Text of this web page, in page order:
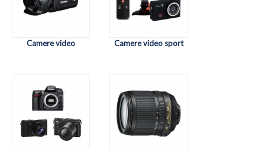
Camere video Camere video sport